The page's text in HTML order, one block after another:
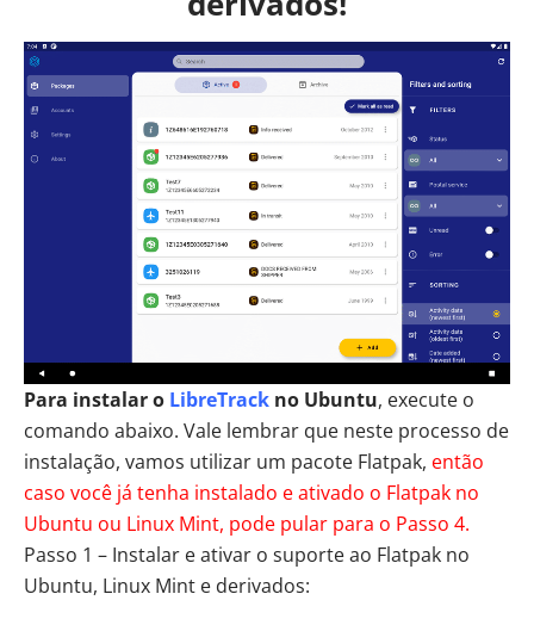
Para instalar o LibreTrack no Ubuntu, execute o
comando abaixo. Vale lembrar que neste processo de
instalação, vamos utilizar um pacote Flatpak, então
caso você já tenha instalado e ativado o Flatpak no
Ubuntu ou Linux Mint, pode pular para o Passo 4.
Passo 1 – Instalar e ativar o suporte ao Flatpak no
Ubuntu, Linux Mint e derivados: